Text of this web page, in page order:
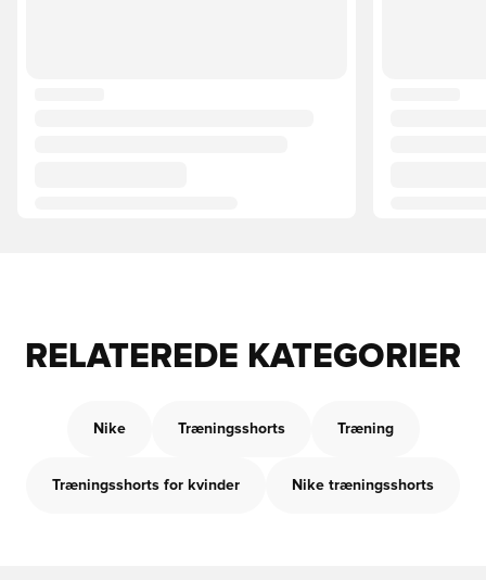
RELATEREDE KATEGORIER
Nike Træningsshorts Træning
Træningsshorts for kvinder Nike træningsshorts